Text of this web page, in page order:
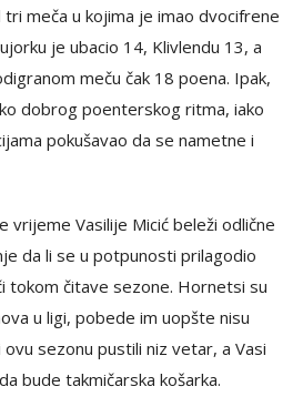
meča u kojima je imao dvocifrene
je ubacio 14, Klivlendu 13, a
meču čak 18 poena. Ipak,
dobrog poenterskog ritma, iako
pokušavao da se nametne i
vrijeme Vasilije Micić beleži odlične
da li se u potpunosti prilagodio
tokom čitave sezone. Hornetsi su
u ligi, pobede im uopšte nisu
sezonu pustili niz vetar, a Vasi
bude takmičarska košarka.